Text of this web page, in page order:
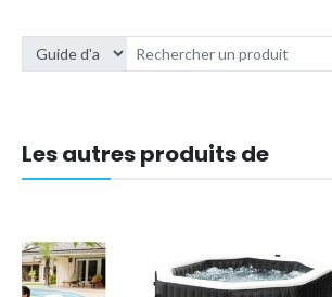
Les autres produits de